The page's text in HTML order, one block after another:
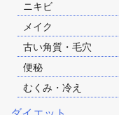
ニキビ
メイク
古い角質・毛穴
便秘
むくみ・冷え